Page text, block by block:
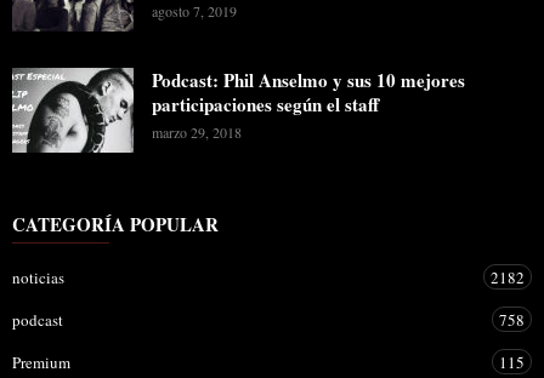
agosto 7, 2019
Podcast: Phil Anselmo y sus 10 mejores
participaciones según el staff
marzo 29, 2018
CATEGORÍA POPULAR
noticias
2182
podcast
758
Premium
115